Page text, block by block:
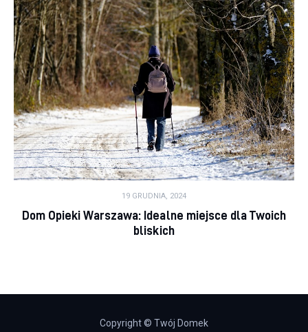
19 GRUDNIA, 2024
Dom Opieki Warszawa: Idealne miejsce dla Twoich
bliskich
Copyright © Twój Domek